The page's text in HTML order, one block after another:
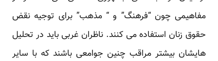
مفاهیمی چون “فرهنگ” و “ مذهب” برای توجیه نقض
حقوق زنان استفاده می کنند. ناظران غربی باید در تحلیل
هایشان بیشتر مراقب چنین جوامعی باشند که با سایر